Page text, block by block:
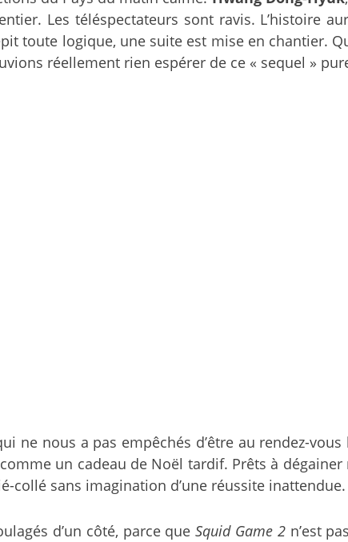
Les téléspectateurs sont ravis. L’histoire
toute logique, une suite est mise en chantier.
réellement rien espérer de ce « sequel »
ne nous a pas empêchés d’être au rendez-
un cadeau de Noël tardif. Prêts à
collé sans imagination d’une réussite inattendue.
d’un côté, parce queSquid Game 2n’est